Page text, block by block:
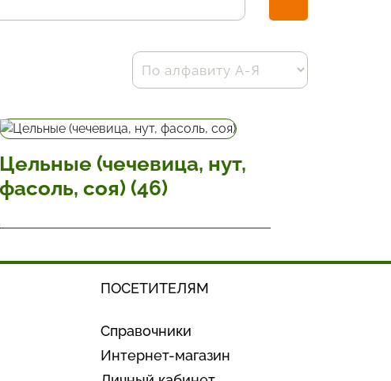
Цельные (чечевица, нут,
фасоль, соя) (46)
ПОСЕТИТЕЛЯМ
Справочники
Интернет-магазин